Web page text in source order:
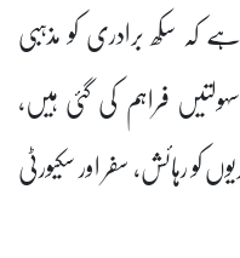
کہ سکھ برادری کو مذہبی
فراہم کی گئی ہیں،
کو رہائش، سفر اور سکیورٹی